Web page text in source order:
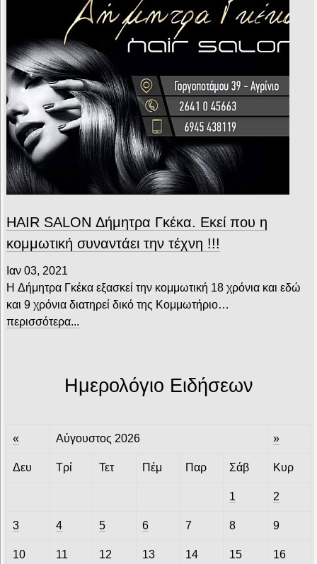
HAIR SALON Δήμητρα Γκέκα. Εκεί που η
κομμωτική συναντάει την τέχνη !!!
Ιαν 03, 2021
H Δήμητρα Γκέκα εξασκεί την κομμωτική 18 χρόνια και εδώ
και 9 χρόνια διατηρεί δικό της Κομμωτήριο…
περισσότερα...
Ημερολόγιο Ειδήσεων
« Αύγουστος 2026 »
Δευ Τρί Τετ Πέμ Παρ Σάβ Κυρ
1 2
3 4 5 6 7 8 9
10 11 12 13 14 15 16